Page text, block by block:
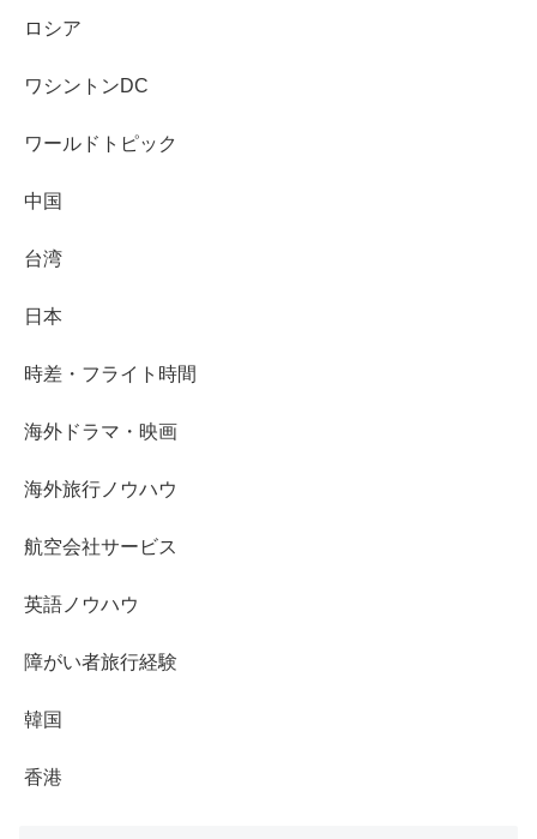
ロシア
ワシントンDC
ワールドトピック
中国
台湾
日本
時差・フライト時間
海外ドラマ・映画
海外旅行ノウハウ
航空会社サービス
英語ノウハウ
障がい者旅行経験
韓国
香港